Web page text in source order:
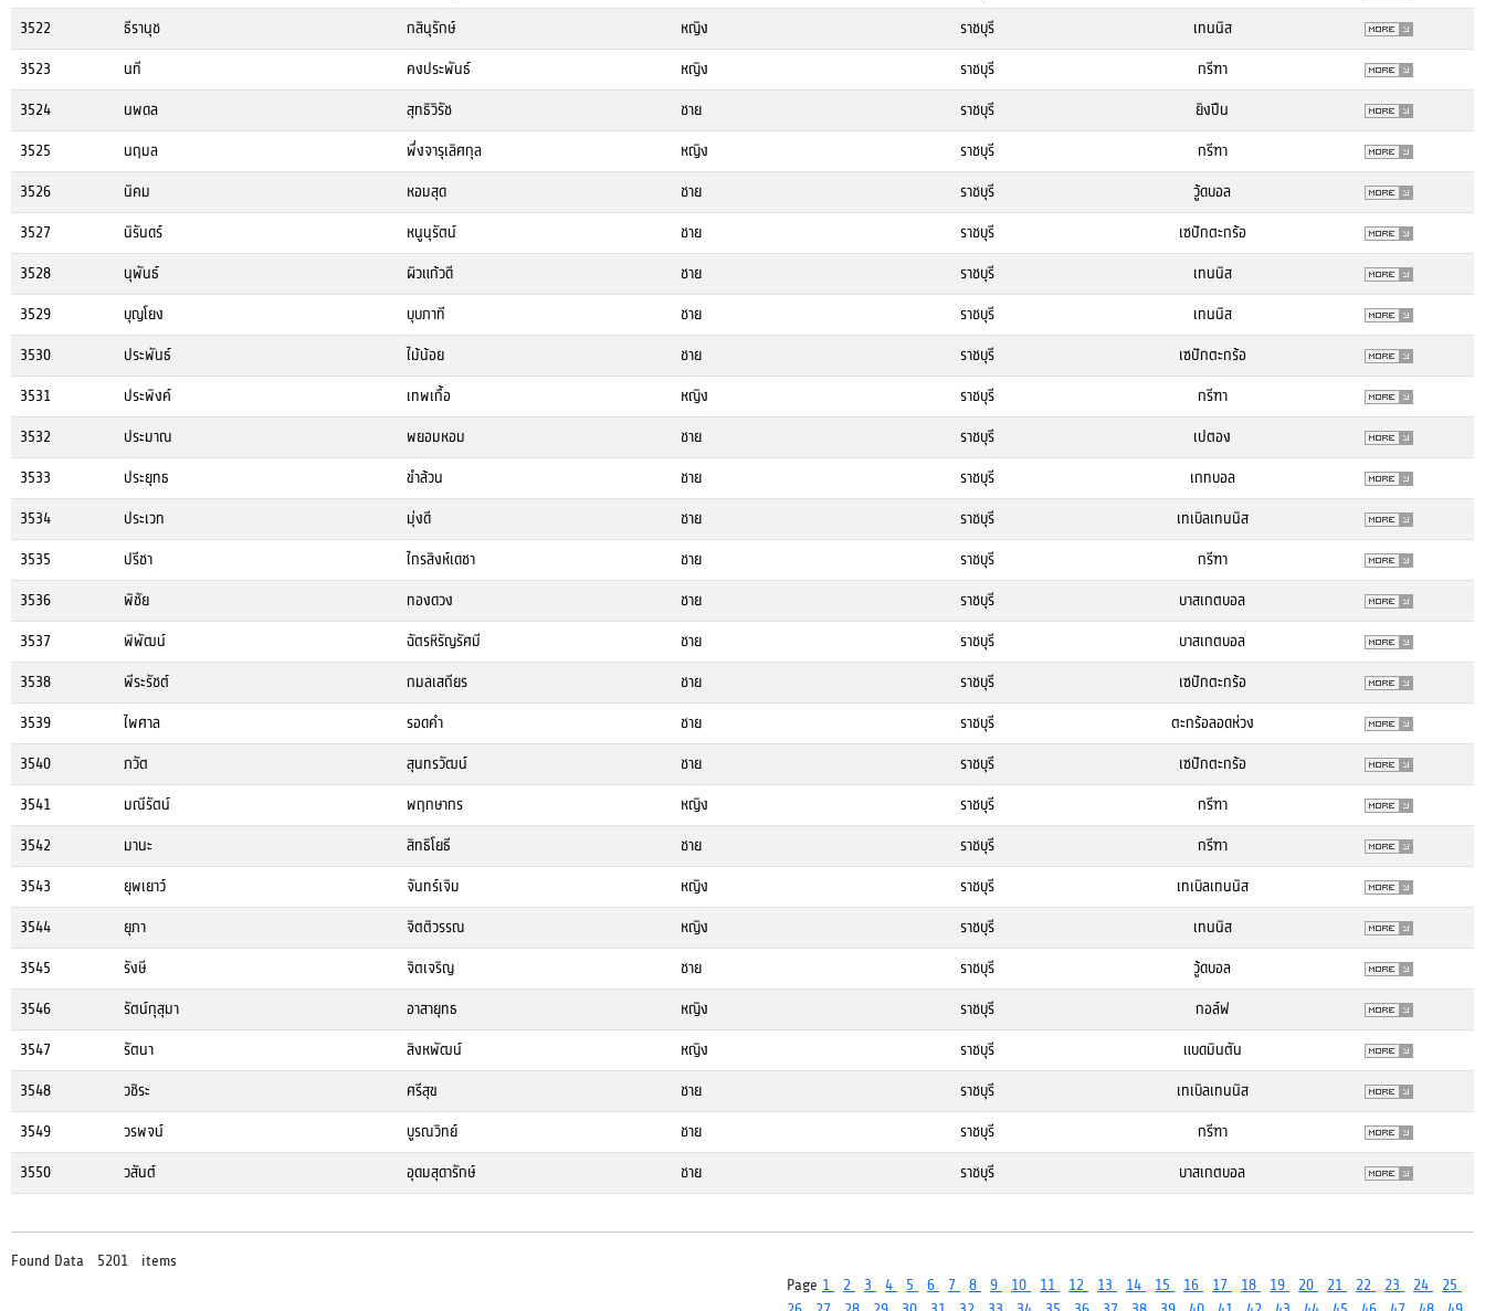
3522
ธีรานุช กสินุรักษ์ หญิง ราชบุรี
เทนนิส
3523
นที คงประพันธ์ หญิง ราชบุรี
กรีฑา
3524
นพดล สุทธิวิรัช ชาย ราชบุรี
ยิงปืน
3525
นฤมล พึ่งจารุเลิศกุล หญิง ราชบุรี
กรีฑา
3526
นิคม หอมสุด ชาย ราชบุรี
วู้ดบอล
3527
นิรันดร์ หนูนุรัตน์ ชาย ราชบุรี
เซปักตะกร้อ
3528
นุพันธ์ ผิวแก้วดี ชาย ราชบุรี
เทนนิส
3529
บุญโยง บุบภาที ชาย ราชบุรี
เทนนิส
3530
ประพันธ์ ไม้น้อย ชาย ราชบุรี
เซปักตะกร้อ
3531
ประพิงค์ เทพเกื้อ หญิง ราชบุรี
กรีฑา
3532
ประมาณ พยอมหอม ชาย ราชบุรี
เปตอง
3533
ประยุทธ ขำล้วน ชาย ราชบุรี
เกทบอล
3534
ประเวท มุ่งดี ชาย ราชบุรี
เทเบิลเทนนิส
3535
ปรีชา ไกรสิงห์เดชา ชาย ราชบุรี
กรีฑา
3536
พิชัย ทองดวง ชาย ราชบุรี
บาสเกตบอล
3537
พิพัฒน์ ฉัตรหิรัญรัศมี ชาย ราชบุรี
บาสเกตบอล
3538
พีระรัชต์ กมลเสถียร ชาย ราชบุรี
เซปักตะกร้อ
3539
ไพศาล รอดคำ ชาย ราชบุรี
ตะกร้อลอดห่วง
3540
ภวัต สุนทรวัฒน์ ชาย ราชบุรี
เซปักตะกร้อ
3541
มณีรัตน์ พฤกษากร หญิง ราชบุรี
กรีฑา
3542
มานะ สิทธิโยธี ชาย ราชบุรี
กรีฑา
3543
ยุพเยาว์ จันทร์เจิม หญิง ราชบุรี
เทเบิลเทนนิส
3544
ยุภา จิตติวรรณ หญิง ราชบุรี
เทนนิส
3545
รังษี จิตเจริญ ชาย ราชบุรี
วู้ดบอล
3546
รัตน์กุสุมา อาสายุทธ หญิง ราชบุรี
กอล์ฟ
3547
รัตนา สิงหพัฒน์ หญิง ราชบุรี
แบดมินตัน
3548
วชิระ ศรีสุข ชาย ราชบุรี
เทเบิลเทนนิส
3549
วรพจน์ บูรณวิทย์ ชาย ราชบุรี
กรีฑา
3550
วสันต์ อุดมสุดารักษ์ ชาย ราชบุรี บาสเกตบอล
Found Data 5201 items
Page 1 2 3 4 5 6 7 8 9 10 11 12 13 14 15 16 17 18 19 20 21 22 23 24
25